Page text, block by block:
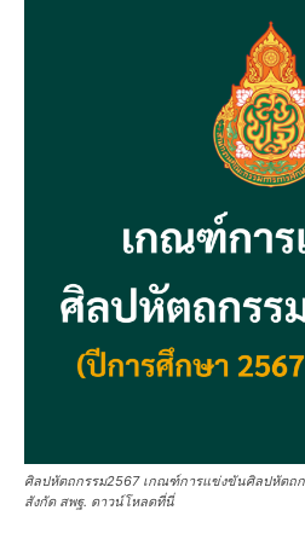
ศิลปหัตถกรรม2567 เกณฑ์การแข่งขันศิลปหัตถก
สังกัด สพฐ. ดาวน์โหลดที่นี่